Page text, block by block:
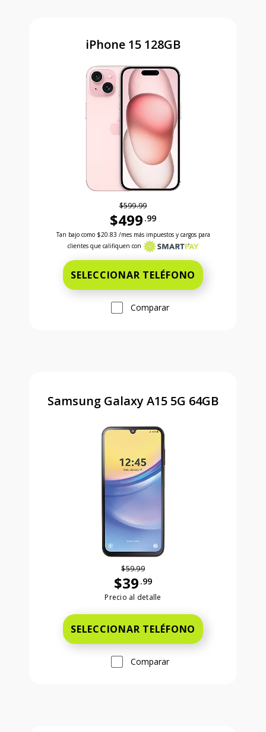
iPhone 15 128GB
$599.99
$499 .99
Antes el precio era 599 dollars and 99 cents
Tan bajo como $20.83 /mes más impuestos y cargos para
clientes que califiquen con
SELECCIONAR TELÉFONO
Comparar
Samsung Galaxy A15 5G 64GB
$59.99
$39 .99
Antes el precio era 59 dollars and
Precio al detalle
SELECCIONAR TELÉFONO
Comparar